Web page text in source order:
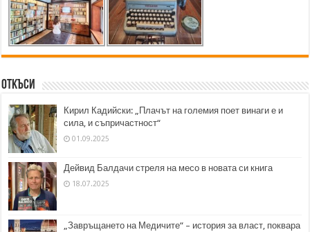
Откъси
Кирил Кадийски: „Плачът на големия поет винаги е и
сила, и съпричастност“
01.09.2025
Дейвид Балдачи стреля на месо в новата си книга
18.07.2025
„Завръщането на Медичите“ – история за власт, поквара